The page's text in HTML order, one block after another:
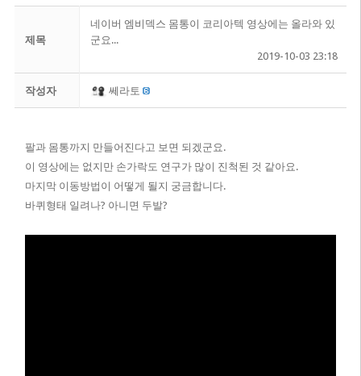
제목
네이버 엠비덱스 몸통이 코리아텍 영상에는 올라와 있
군요...
2019-10-03 23:18
작성자 쎄라토
팔과 몸통까지 만들어진다고 보면 되겠군요.
이 영상에는 없지만 손가락도 연구가 많이 진척된 것 같아요.
마지막 이동방법이 어떻게 될지 궁금합니다.
바퀴형태 일려나? 아니면 두발?